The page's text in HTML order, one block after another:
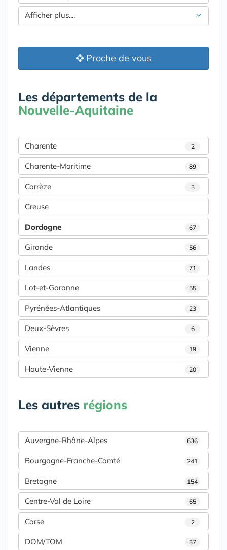
Afficher plus....
Proche de vous
Les départements de la
Nouvelle-Aquitaine
Charente 2
Charente-Maritime 89
Corrèze 3
Creuse
Dordogne 67
Gironde 56
Landes 71
Lot-et-Garonne 55
Pyrénées-Atlantiques 23
Deux-Sèvres 6
Vienne 19
Haute-Vienne 20
Les autres régions
Auvergne-Rhône-Alpes 636
Bourgogne-Franche-Comté 241
Bretagne 154
Centre-Val de Loire 65
Corse 2
DOM/TOM 37